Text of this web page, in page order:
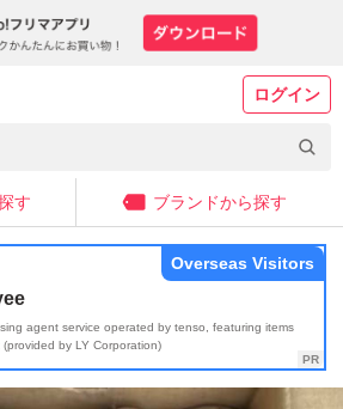
ログイン
す ブランドから探す
agent service operated by tenso, featuring items
by LY Corporation)
Overseas Visitors